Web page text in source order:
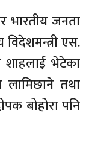
भारतीय जनता
विदेशमन्त्री एस.
शाहलाई भेटेका
लामिछाने तथा
बोहोरा पनि